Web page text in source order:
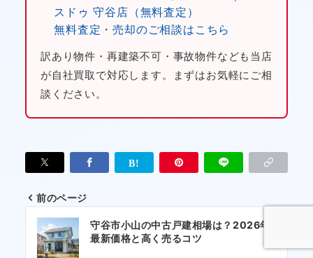
スドゥ 守谷店（無料査定）
無料査定・売却のご相談はこちら
訳あり物件・再建築不可・事故物件なども当店
が自社買取で対応します。まずはお気軽にご相
談ください。
投
稿
前のページ
守谷市小山の中古戸建相場は？2026年
最新価格と高く売るコツ